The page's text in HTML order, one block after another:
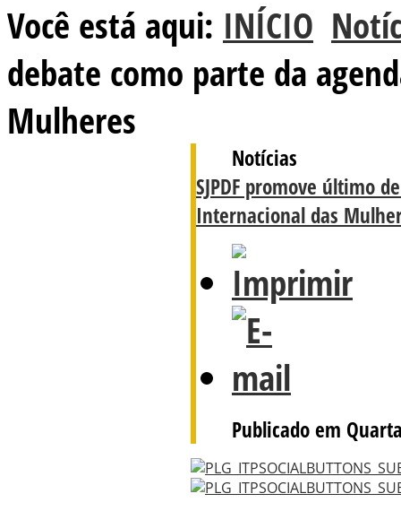
Você está aqui: INÍCIO
debate como parte da
Mulheres
Notícias
SJPDF promove último
Internacional das
Publicado em